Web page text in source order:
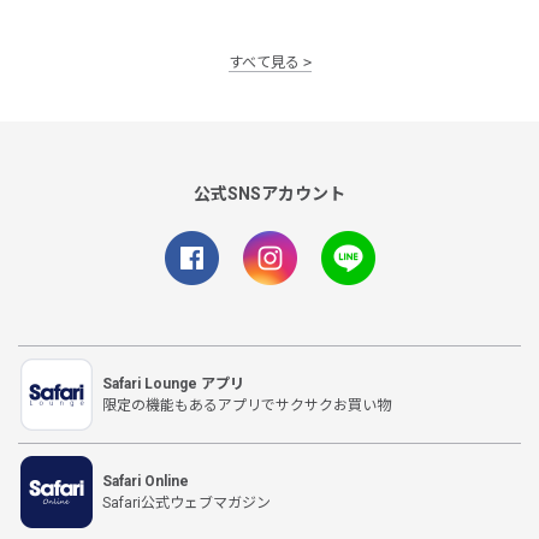
すべて見る
公式SNSアカウント
Safari Lounge アプリ
限定の機能もあるアプリでサクサクお買い物
Safari Online
Safari公式ウェブマガジン